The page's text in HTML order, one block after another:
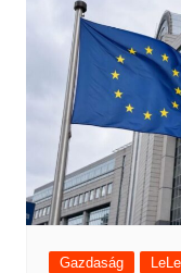
Gazdaság